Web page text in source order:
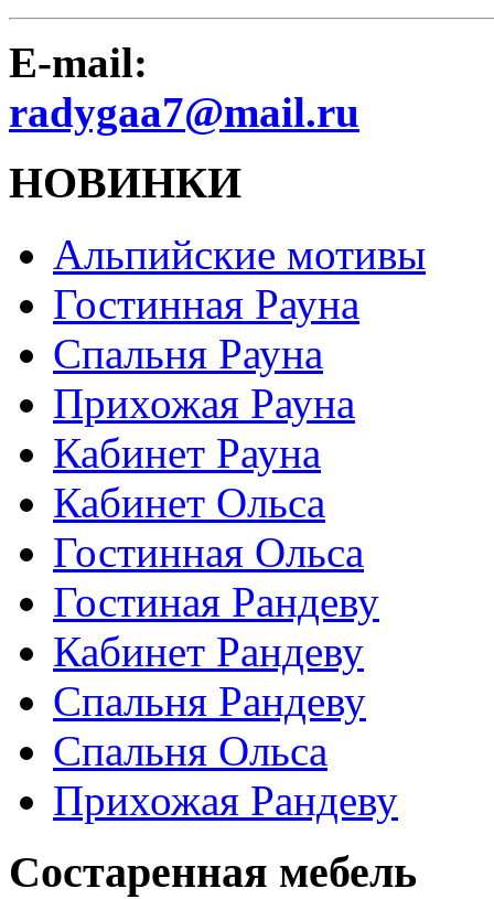
E-mail:
radygaa7@mail.ru
НОВИНКИ
Альпийские мотивы
Гостинная Рауна
Спальня Рауна
Прихожая Рауна
Кабинет Рауна
Кабинет Ольса
Гостинная Ольса
Гостиная Рандеву
Кабинет Рандеву
Спальня Рандеву
Спальня Ольса
Прихожая Рандеву
Состаренная мебель